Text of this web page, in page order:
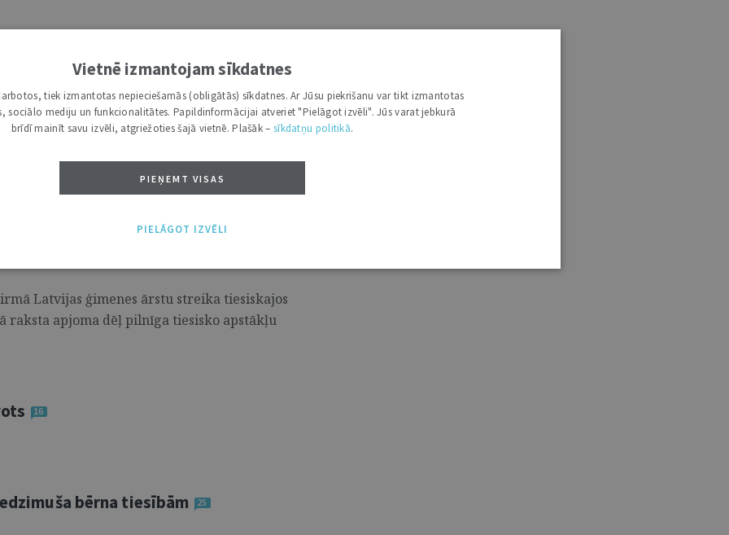
laikā: tiesiskā nihilisma
pamattiesību aizsardzības un ierobežošanas
situācijas apstākļos, kā arī parādīt
streiks: faktiski, tiesiski un
Latvijas ģimenes ārstu streika tiesiskajos
raksta apjoma dēļ pilnīga tiesisko apstākļu
16
bērna tiesībām
25
Vietnē izmantojam sīkdatnes
tiek izmantotas nepieciešamās (obligātās) sīkdatnes. Ar Jūsu piekrišanu var tikt izmantotas
sociālo mediju un funkcionalitātes. Papildinformācijai atveriet "Pielāgot izvēli". Jūs varat jebkurā
brīdī mainīt savu izvēli, atgriežoties šajā vietnē. Plašāk – sīkdatņu politikā.
PIEŅEMT VISAS
PIELĀGOT IZVĒLI